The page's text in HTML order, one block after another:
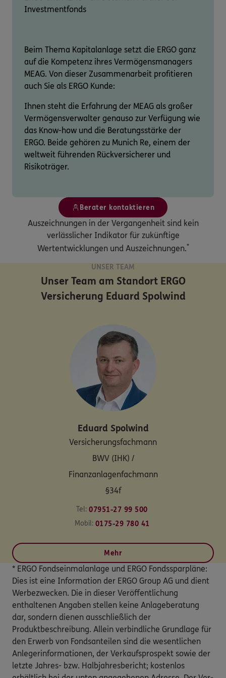
Investmentfonds
Beim Thema Kapitalanlage setzt die ERGO ganz
auf die Kompetenz ihres Vermögensmanagers
MEAG. Von dieser Zusammenarbeit profitieren
auch Sie als ERGO Kunde:
Ihnen steht die Erfahrung der MEAG als großer
Vermögensverwalter genauso zur Verfügung wie
das Know-how und die Beratungsstärke der
ERGO. Beide gehören zu Munich Re, einem der
weltweit führenden Rückversicherer und
Risikoträger.
Berater kontaktieren
Auszeichnungen in der Vergangenheit sind kein
verlässlicher Indikator für zukünftige
Wertentwicklungen und Auszeichnungen.*
UNSER TEAM
Unser Team am StandortERGO
Versicherung Eduard Spolwind
Eduard Spolwind
Versicherungsfachmann
BWV (IHK) /
Finanzanlagenfachmann
§34f
Tel: 07951-27 99 500
Mobil: 0175-29 780 41
Mehr
* ERGO Fondseinmalanlage und ERGO Fondssparpläne:
Dies ist eine Information der ERGO Group AG und dient
Werbezwecken. Die in dieser Veröffentlichung
enthaltenen Angaben stellen keine Anlageberatung
dar, sondern dienen ausschließlich der
Produktbeschreibung. Allein verbindliche Grundlage für
den Erwerb von Fondsanteilen sind die wesentlichen
Anlegerinformationen, der Verkaufsprospekt sowie der
letzte Jahres- bzw. Halbjahresbericht; kostenlos